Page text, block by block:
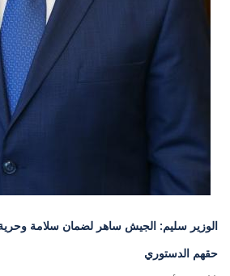
الوزير سليم: الجيش ساهر لضمان سلامة
حقهم الدستوري